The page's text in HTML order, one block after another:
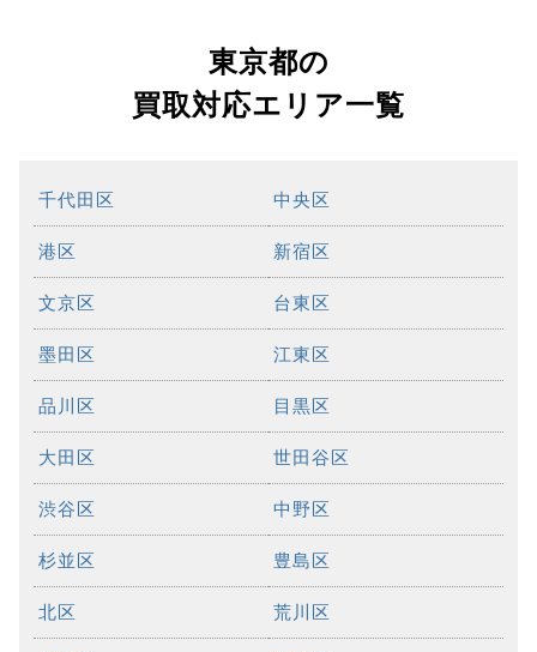
東京都の
買取対応エリア一覧
千代田区 中央区
港区 新宿区
文京区 台東区
墨田区 江東区
品川区 目黒区
大田区 世田谷区
渋谷区 中野区
杉並区 豊島区
北区 荒川区